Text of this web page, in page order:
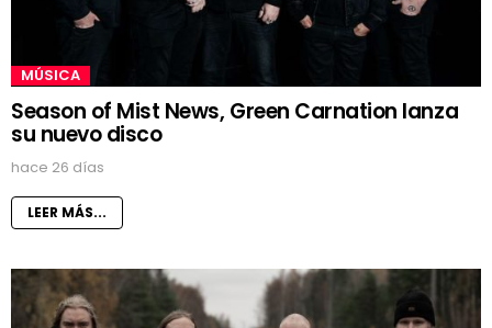
MÚSICA
Season of Mist News, Green Carnation lanza
su nuevo disco
hace 26 días
LEER MÁS...